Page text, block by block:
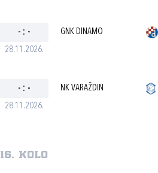
28.11.2026.
- : - GNK DINAMO
28.11.2026.
- : - NK VARAŽDIN
16. kolo